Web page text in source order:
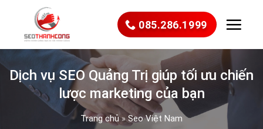
dung
085.286.1999
Dịch vụ SEO Quảng Trị giúp tối ưu chiến
lược marketing của bạn
Trang chủ » Seo Việt Nam